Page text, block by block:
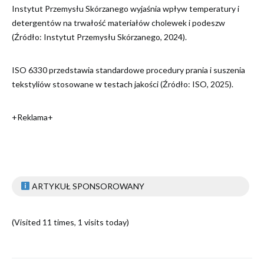
Instytut Przemysłu Skórzanego wyjaśnia wpływ temperatury i
detergentów na trwałość materiałów cholewek i podeszw
(Źródło: Instytut Przemysłu Skórzanego, 2024).
ISO 6330 przedstawia standardowe procedury prania i suszenia
tekstyliów stosowane w testach jakości (Źródło: ISO, 2025).
+Reklama+
ARTYKUŁ SPONSOROWANY
(Visited 11 times, 1 visits today)